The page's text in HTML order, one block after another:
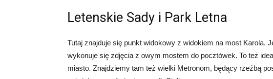
Letenskie Sady i Park Letna
Tutaj znajduje się punkt widokowy z widokiem na most Karola.
wykonuje się zdjęcia z owym mostem do pocztówek. To też
miasto. Znajdziemy tam też wielki Metronom, będący rzeźbą